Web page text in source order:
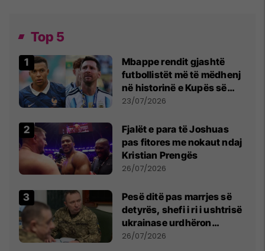
Top 5
Mbappe rendit gjashtë
futbollistët më të mëdhenj
në historinë e Kupës së
Botës, Messi mbetet i dyti
23/07/2026
Fjalët e para të Joshuas
pas fitores me nokaut ndaj
Kristian Prengës
26/07/2026
Pesë ditë pas marrjes së
detyrës, shefi i ri i ushtrisë
ukrainase urdhëron
kontroll të madh
26/07/2026